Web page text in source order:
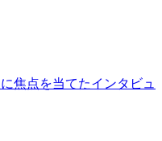
焦点を当てたインタビュ